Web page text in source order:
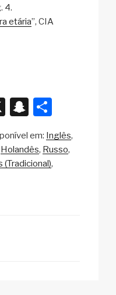
4.
etária”, CIA
X
S
a
p
ar
e
em: Inglês
Holandês Russo
(Tradicional)